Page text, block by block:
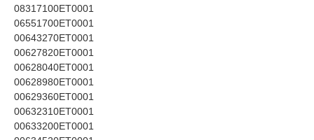
08317100ET0001
06551700ET0001
00643270ET0001
00627820ET0001
00628040ET0001
00628980ET0001
00629360ET0001
00632310ET0001
00633200ET0001